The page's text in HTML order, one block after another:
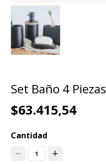
Set Baño 4 Piezas
$63.415,54
Cantidad
1